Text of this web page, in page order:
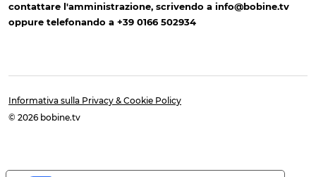
contattare l'amministrazione, scrivendo a info@bobine.tv
oppure telefonando a +39 0166 502934
Informativa sulla Privacy & Cookie Policy
© 2026 bobine.tv